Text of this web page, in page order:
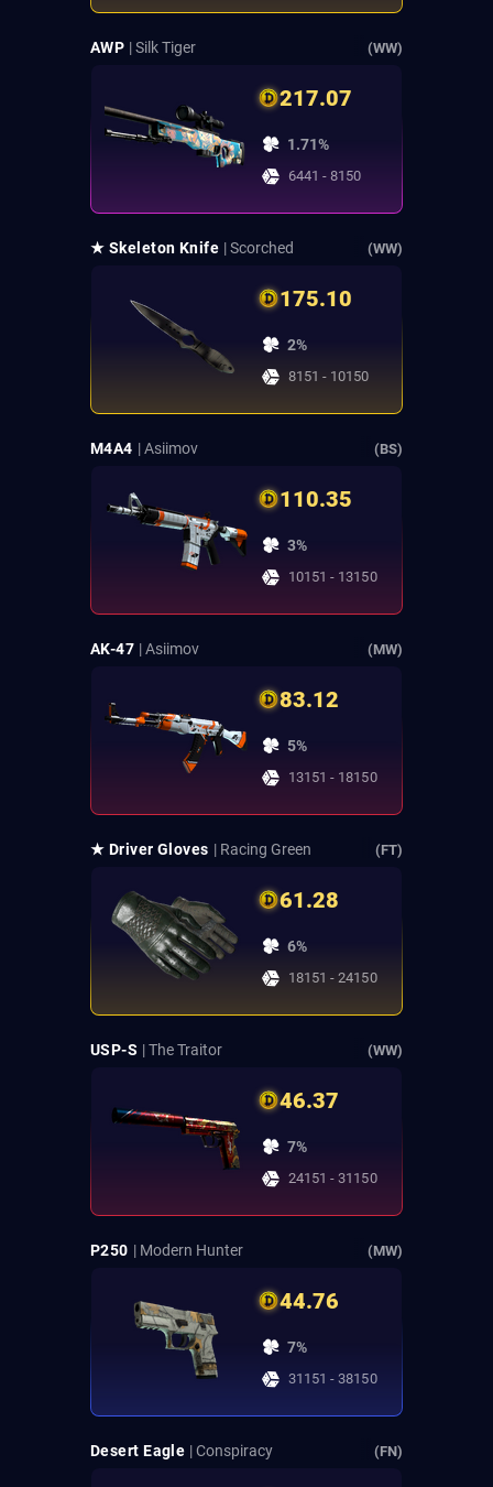
AWP | Silk Tiger (WW)
217.07
1.71%
6441 - 8150
★ Skeleton Knife | Scorched (WW)
175.10
2%
8151 - 10150
M4A4 | Asiimov (BS)
110.35
3%
10151 - 13150
AK-47 | Asiimov (MW)
83.12
5%
13151 - 18150
★ Driver Gloves | Racing Green (FT)
61.28
6%
18151 - 24150
USP-S | The Traitor (WW)
46.37
7%
24151 - 31150
P250 | Modern Hunter (MW)
44.76
7%
31151 - 38150
Desert Eagle | Conspiracy (FN)